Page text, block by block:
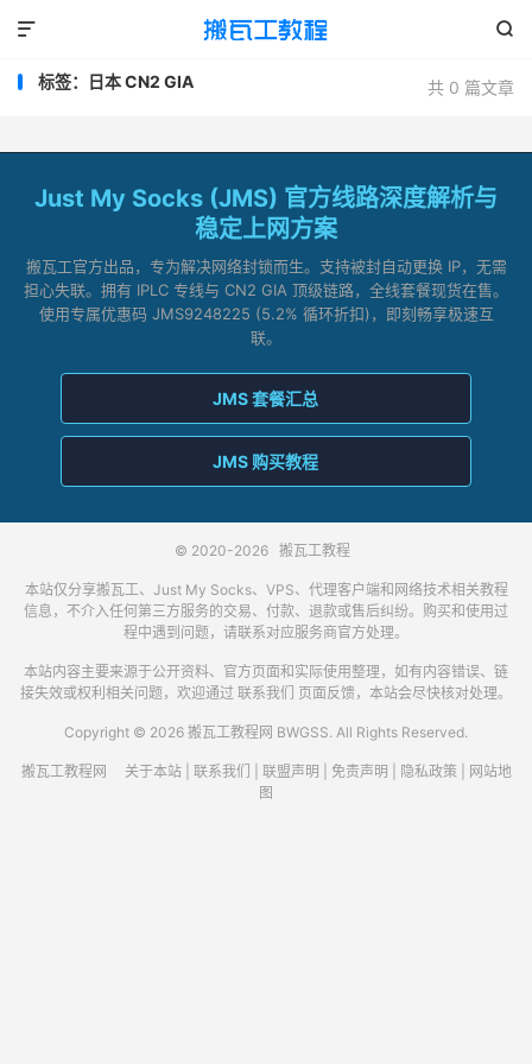


共 0 篇文章
标签：日本 CN2 GIA
Just My Socks (JMS) 官方线路深度解析与
稳定上网方案
搬瓦工官方出品，专为解决网络封锁而生。支持被封自动更换 IP，无需
担心失联。拥有 IPLC 专线与 CN2 GIA 顶级链路，全线套餐现货在售。
使用专属优惠码 JMS9248225 (5.2% 循环折扣)，即刻畅享极速互
联。
JMS 套餐汇总
JMS 购买教程
© 2020-2026 搬瓦工教程
本站仅分享搬瓦工、Just My Socks、VPS、代理客户端和网络技术相关教程
信息，不介入任何第三方服务的交易、付款、退款或售后纠纷。购买和使用过
程中遇到问题，请联系对应服务商官方处理。
本站内容主要来源于公开资料、官方页面和实际使用整理，如有内容错误、链
接失效或权利相关问题，欢迎通过 联系我们 页面反馈，本站会尽快核对处理。
Copyright © 2026 搬瓦工教程网 BWGSS. All Rights Reserved.
搬瓦工教程网 关于本站| 联系我们 联盟声明 免责声明 隐私政策
网站地
图